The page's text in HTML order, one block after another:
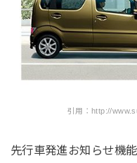
引用：http://
先行車発進お知らせ機